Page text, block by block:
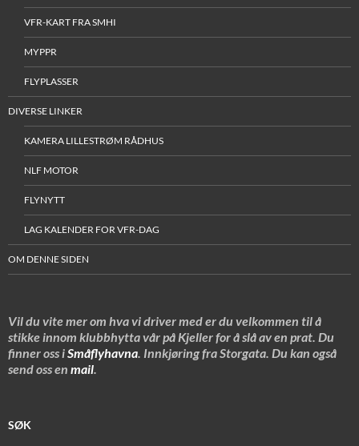
VFR-KART FRA SMHI
MYPPR
FLYPLASSER
DIVERSE LINKER
KAMERA LILLESTRØM RÅDHUS
NLF MOTOR
FLYNYTT
LAG KALENDER FOR VFR-DAG
OM DENNE SIDEN
Vil du vite mer om hva vi driver med er du velkommen til å
stikke innom klubbhytta vår på Kjeller for å slå av en prat. Du
finner oss iSmåflyhavna. Innkjøring fra Storgata. Du kan også
send oss en mail.
SØK